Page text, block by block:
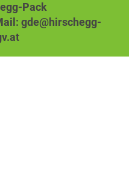
Pack
gde@hirschegg-